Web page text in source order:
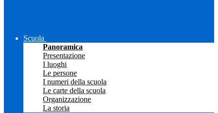
Scuola
Panoramica
Presentazione
I luoghi
Le persone
I numeri della scuola
Le carte della scuola
Organizzazione
La storia